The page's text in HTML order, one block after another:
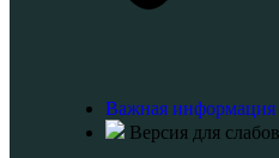
Важная информация
Версия для